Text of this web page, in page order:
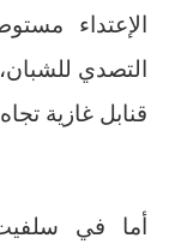
الإعتداء
التصدي
قنابل غازية
أما في